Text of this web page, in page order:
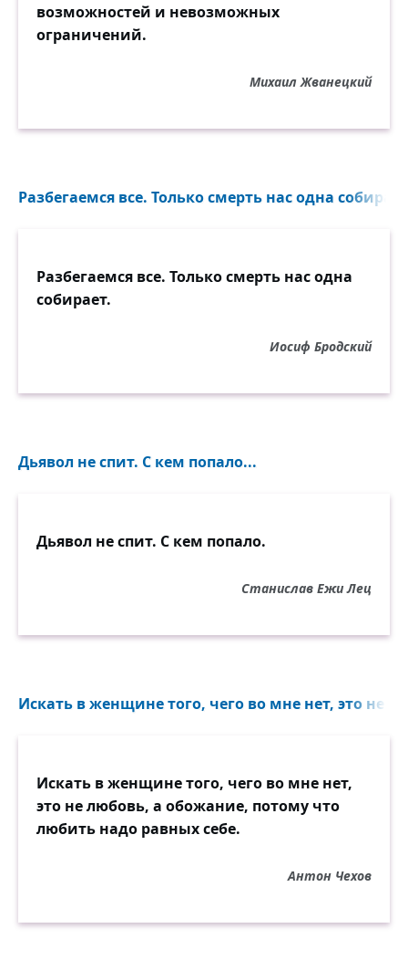
возможностей и невозможных
ограничений.
Михаил Жванецкий
Разбегаемся все. Только смерть нас одна
Разбегаемся все. Только смерть нас одна
собирает.
Иосиф Бродский
Дьявол не спит. С кем попало...
Дьявол не спит. С кем попало.
Станислав Ежи Лец
Искать в женщине того, чего во мне нет, это не
Искать в женщине того, чего во мне нет,
это не любовь, а обожание, потому что
любить надо равных себе.
Антон Чехов